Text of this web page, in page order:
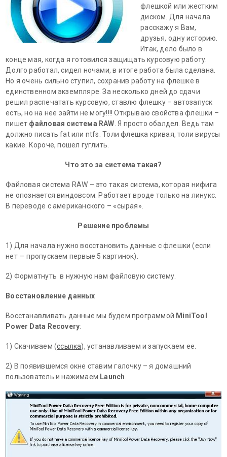
флешкой или жестким
диском. Для начала
расскажу я Вам,
друзья, одну историю.
Итак, дело было в
конце мая, когда я готовился защищать курсовую работу.
Долго работал, сидел ночами, в итоге работа была сделана.
Но я очень сильно ступил, сохранив работу на флешке в
единственном экземпляре. За несколько дней до сдачи
решил распечатать курсовую, ставлю флешку – автозапуск
есть, но на нее зайти не могу!!!! Открываю свойства флешки –
пишет файловая система RAW . Я просто обалдел. Ведь там
должно писать fat или ntfs. Толи флешка кривая, толи вирусы
какие. Короче, пошел гуглить.
Что это за система такая?
Файловая система RAW – это такая система, которая нифига
не опознается виндовсом. Работает вроде только на линукс.
В переводе с американского – «сырая».
Решение проблемы
1) Для начала нужно восстановить данные с флешки (если
нет — пропускаем первые 5 картинок).
2) Форматнуть в нужную нам файловую систему.
Восстановление данных
Восстанавливать данные мы будем программой MiniTool
Power Data Recovery:
1) Скачиваем (ссылка), устанавливаем и запускаем ее.
2) В появившемся окне ставим галочку – я домашний
пользователь и нажимаем Launch